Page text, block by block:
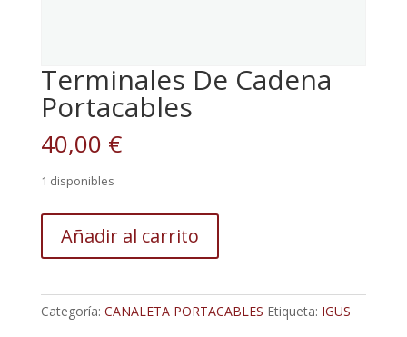
Terminales De Cadena
Portacables
40,00 €
1 disponibles
cantidad
Añadir al carrito
Categoría: CANALETA PORTACABLES Etiqueta: IGUS